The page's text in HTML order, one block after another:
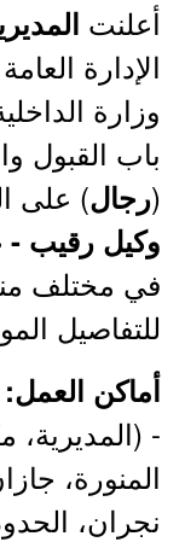
أعلنت
الإدارة
وزارة
باب القبول
(رجال) على
وكيل رقيب
في مختلف
للتفاصيل
أماكن العمل:
- (المديرية،
المنورة،
نجران،